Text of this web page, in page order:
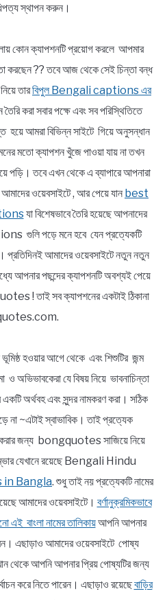
স্থাপন করুন।
কোন ক্যাপশনটি প্রয়োগ করলে আপমার
করছেন ?? তবে আজ থেকে সেই চিন্তা বন্ধ
তারবিপুল Bengali captions এর
করা সবার পক্ষে এবং সব পরিস্থিতিতে
হয়ে আমরা বিভিন্ন সাইটে গিয়ে অনুসন্ধান
মতো ক্যাপশন খুঁজে পাওয়া যায় না তখন
পড়ি। তবে এখন থেকে এ ব্যাপারে আপনারা
ওয়েবসাইটে , আর পেয়ে যান best
যা বিশেষভাবে তৈরি হয়েছে আপনাদের
গুলি পড়ে মনে হবে যেন প্রত্যেকটি
আমাদের ওয়েবসাইটে নতুন নতুন
আপনার পছন্দের ক্যাপশনটি অবশ্যই পেয়ে
! তাই সব ক্যাপশনের একটাই ঠিকানা
হওয়ার আগে থেকে এবং শিশুটির জন্ম
ও অভিভাবকেরা যে বিষয় নিয়ে ভাবনাচিন্তা
অর্থবহ এবং সুন্দর নামকরণ করা। সঠিক
না ~এটাই স্বাভাবিক। তাই প্রত্যেক
করার জন্য bongquotes সাজিয়ে নিয়ে
যেখানে রয়েছে Bengali Hindu
in Bangla. শুধু তাই নয় প্রত্যেকটি নামের
আমাদের ওয়েবসাইটে। বর্ণানুক্রমিকভাবে
বাংলা নামের তালিকায়আপনি আপনার
এছাড়াও আমাদের ওয়েবসাইটে পোষ্য
থেকে আপনি আপনার প্রিয় পোষ্যটির জন্য
করে নিতে পারেন। এছাড়াও রয়েছেবাড়ির